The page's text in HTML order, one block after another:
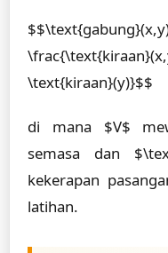
\text{kiraan}(y)}$$
di mana $V$
semasa dan
kekerapan
latihan.